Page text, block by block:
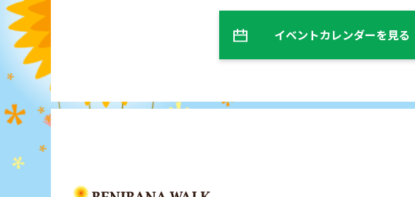
イベントカレンダーを見る